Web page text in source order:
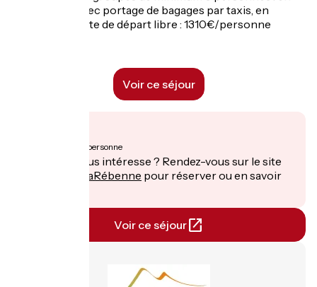
liberté avec portage de bagages par taxis, en
hôtels, date de départ libre : 1310€/personne
Voir ce séjour
par personne
Ce séjour vous intéresse ? Rendez-vous sur le site
Agence LaRébenne pour réserver ou en savoir
Voir ce séjour